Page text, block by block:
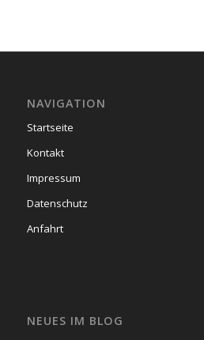
NAVIGATION
Startseite
Kontakt
Impressum
Datenschutz
Anfahrt
NEUES IM BLOG